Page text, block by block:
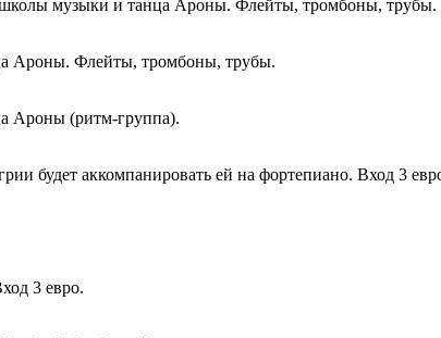
музыки и танца Ароны. Флейты, тромбоны, трубы.
Ароны. Флейты, тромбоны, трубы.
Ароны (ритм-группа).
будет аккомпанировать ей на фортепиано. Вход 3
3 евро.